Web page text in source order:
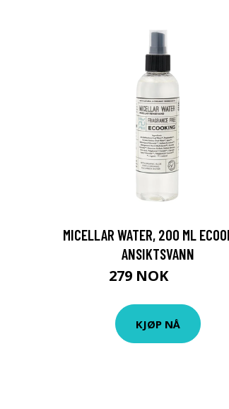
MICELLAR WATER, 200 ML
ANSIKTSVANN
279 NOK
KJØP NÅ